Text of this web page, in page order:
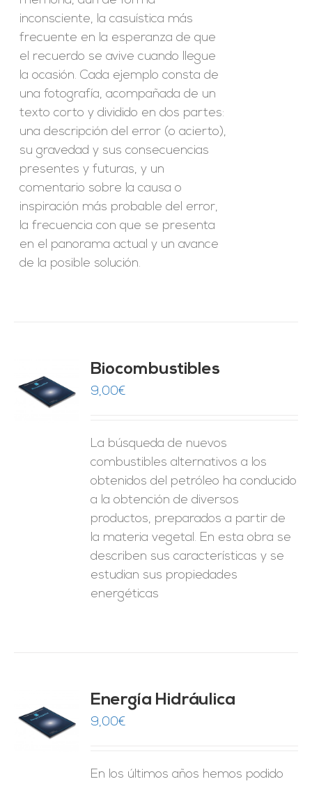
inconsciente, la casuística más
frecuente en la esperanza de que
el recuerdo se avive cuando llegue
la ocasión. Cada ejemplo consta de
una fotografía, acompañada de un
texto corto y dividido en dos partes:
una descripción del error (o acierto),
su gravedad y sus consecuencias
presentes y futuras, y un
comentario sobre la causa o
inspiración más probable del error,
la frecuencia con que se presenta
en el panorama actual y un avance
de la posible solución.
Biocombustibles
9,00€
La búsqueda de nuevos
combustibles alternativos a los
obtenidos del petróleo ha conducido
a la obtención de diversos
productos, preparados a partir de
la materia vegetal. En esta obra se
describen sus características y se
estudian sus propiedades
energéticas
Energía Hidráulica
9,00€
En los últimos años hemos podido